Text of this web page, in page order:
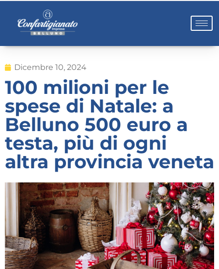
Dicembre 10, 2024
100 milioni per le
spese di Natale: a
Belluno 500 euro a
testa, più di ogni
altra provincia veneta